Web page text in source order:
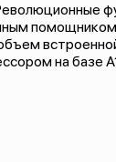
на базе